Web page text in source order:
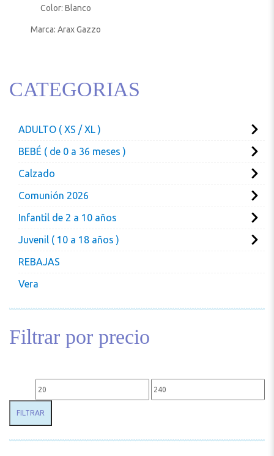
Color: Blanco
Marca: Arax Gazzo
CATEGORIAS
ADULTO ( XS / XL )
BEBÉ ( de 0 a 36 meses )
Calzado
Comunión 2026
Infantil de 2 a 10 años
Juvenil ( 10 a 18 años )
REBAJAS
Vera
Filtrar por precio
Precio mínimo Precio máximo
FILTRAR